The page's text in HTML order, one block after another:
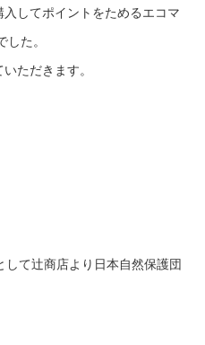
してポイントをためるエコマ
た。
ただきます。
て辻商店より日本自然保護団